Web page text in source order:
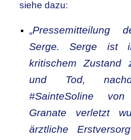
siehe dazu:
„Pressemitteilung
Serge. Serge ist
kritischem Zustand
und Tod,
#SainteSoline
Granate verletzt
ärztliche